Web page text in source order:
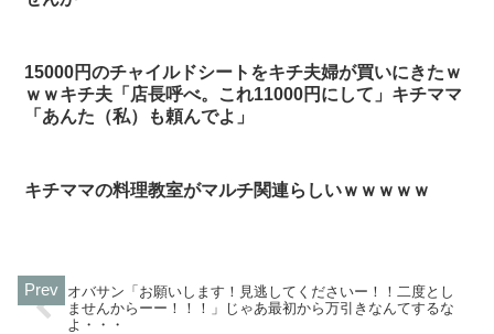
15000円のチャイルドシートをキチ夫婦が買いにきたｗ
ｗｗキチ夫「店長呼べ。これ11000円にして」キチママ
「あんた（私）も頼んでよ」
キチママの料理教室がマルチ関連らしいｗｗｗｗｗ
オバサン「お願いします！見逃してくださいー！！二度とし
ませんからーー！！！」じゃあ最初から万引きなんてするな
よ・・・